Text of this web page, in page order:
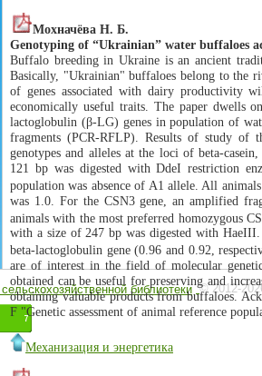
Мохначёва Н. Б.
Genotyping of “Ukrainian” water buffaloes
Buffalo breeding in Ukraine is an ancient
Basically, "Ukrainian" buffaloes belong to the
of genes associated with dairy productivity
economically useful traits. The paper dwells
lactoglobulin (β-LG) genes in population of
fragments (PCR-RFLP). Results of study of
genotypes and alleles at the loci of beta-
121 bp was digested with DdeI restriction
population was absence of A1 allele. All
was 1.0. For the CSN3 gene, an amplified
animals with the most preferred homozygous
with a size of 247 bp was digested with
beta-lactoglobulin gene (0.96 and 0.92,
are of interest in the field of molecular
obtained can be useful for preserving and
obtaining valuable products from buffaloes.
F "Genetic assessment of animal reference
Механизация и энергетика
© 2012-